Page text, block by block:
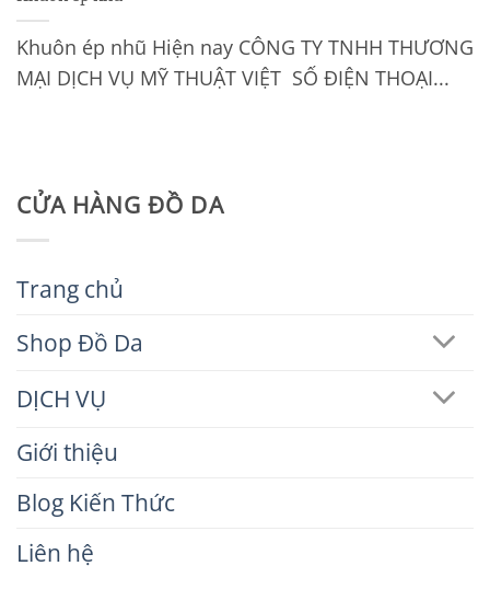
CỬA HÀNG ĐỒ DA
Trang chủ
Shop Đồ Da
DỊCH VỤ
Giới thiệu
Blog Kiến Thức
Liên hệ
Khuôn ép nhũ Hiện nay CÔNG TY TNHH THƯƠNG
MẠI DỊCH VỤ MỸ THUẬT VIỆT SỐ ĐIỆN THOẠI...